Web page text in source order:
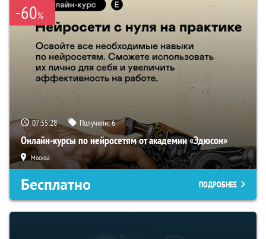
-60%
07:55:27 Получили:6
Онлайн-курсы по нейросетям от академии «Эдюсон»
Москва
Бесплатно ПОДРОБНЕЕ